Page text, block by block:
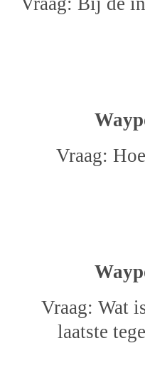
Vraag:
Vraag: Wat
laatste